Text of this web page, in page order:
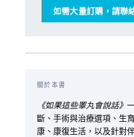
如需大量訂購，請聯
關於本書
《如果這些睪丸會說話》
斷、手術與治療選項、生
康、康復生活，以及針對